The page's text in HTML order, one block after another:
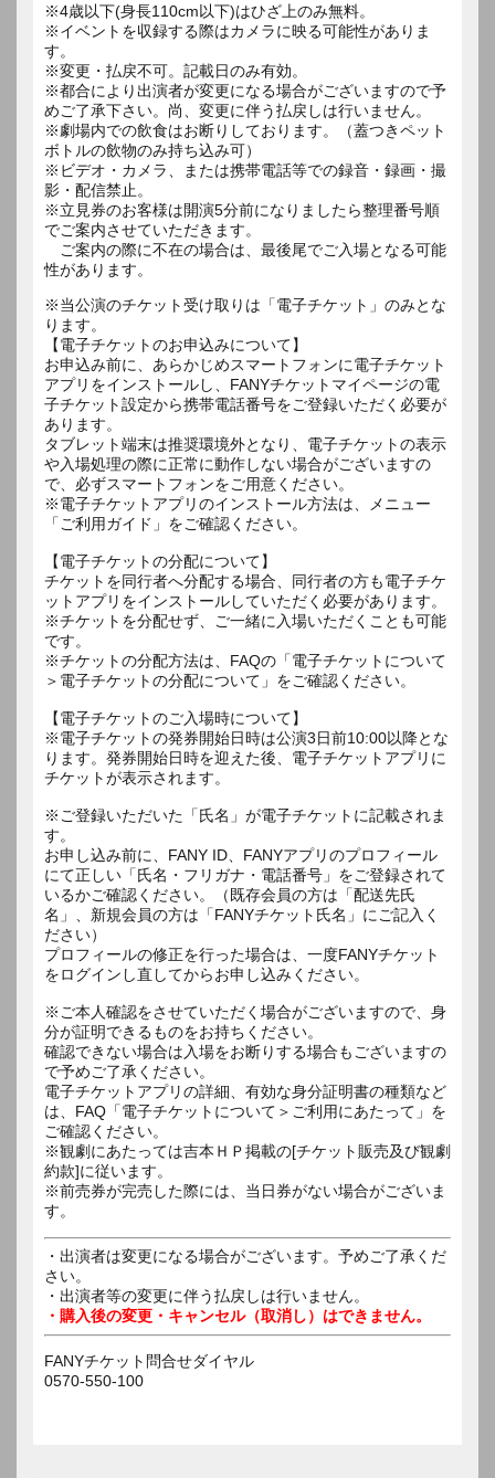
※4歳以下(身長110cm以下)はひざ上のみ無料。
※イベントを収録する際はカメラに映る可能性がありま
す。
※変更・払戻不可。記載日のみ有効。
※都合により出演者が変更になる場合がございますので予
めご了承下さい。尚、変更に伴う払戻しは行いません。
※劇場内での飲食はお断りしております。（蓋つきペット
ボトルの飲物のみ持ち込み可）
※ビデオ・カメラ、または携帯電話等での録音・録画・撮
影・配信禁止。
※立見券のお客様は開演5分前になりましたら整理番号順
でご案内させていただきます。
ご案内の際に不在の場合は、最後尾でご入場となる可能
性があります。
※当公演のチケット受け取りは「電子チケット」のみとな
ります。
【電子チケットのお申込みについて】
お申込み前に、あらかじめスマートフォンに電子チケット
アプリをインストールし、FANYチケットマイページの電
子チケット設定から携帯電話番号をご登録いただく必要が
あります。
タブレット端末は推奨環境外となり、電子チケットの表示
や入場処理の際に正常に動作しない場合がございますの
で、必ずスマートフォンをご用意ください。
※電子チケットアプリのインストール方法は、メニュー
「ご利用ガイド」をご確認ください。
【電子チケットの分配について】
チケットを同行者へ分配する場合、同行者の方も電子チケ
ットアプリをインストールしていただく必要があります。
※チケットを分配せず、ご一緒に入場いただくことも可能
です。
※チケットの分配方法は、FAQの「電子チケットについて
＞電子チケットの分配について」をご確認ください。
【電子チケットのご入場時について】
※電子チケットの発券開始日時は公演3日前10:00以降とな
ります。発券開始日時を迎えた後、電子チケットアプリに
チケットが表示されます。
※ご登録いただいた「氏名」が電子チケットに記載されま
す。
お申し込み前に、FANY ID、FANYアプリのプロフィール
にて正しい「氏名・フリガナ・電話番号」をご登録されて
いるかご確認ください。（既存会員の方は「配送先氏
名」、新規会員の方は「FANYチケット氏名」にご記入く
ださい）
プロフィールの修正を行った場合は、一度FANYチケット
をログインし直してからお申し込みください。
※ご本人確認をさせていただく場合がございますので、身
分が証明できるものをお持ちください。
確認できない場合は入場をお断りする場合もございますの
で予めご了承ください。
電子チケットアプリの詳細、有効な身分証明書の種類など
は、FAQ「電子チケットについて＞ご利用にあたって」を
ご確認ください。
※観劇にあたっては吉本ＨＰ掲載の[チケット販売及び観劇
約款]に従います。
※前売券が完売した際には、当日券がない場合がございま
す。
・出演者は変更になる場合がございます。予めご了承くだ
さい。
・出演者等の変更に伴う払戻しは行いません。
・購入後の変更・キャンセル（取消し）はできません。
FANYチケット問合せダイヤル
0570-550-100